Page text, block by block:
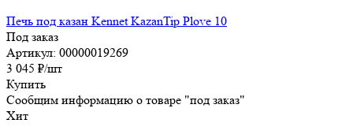
Печь под казан Kennet KazanTip Plove 10
Под заказ
Артикул: 00000019269
3 045 ₽/шт
Купить
Сообщим информацию о товаре "под заказ"
Хит